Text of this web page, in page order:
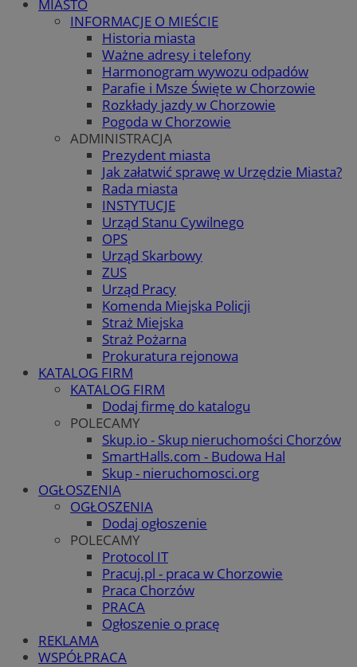
MIASTO
INFORMACJE O MIEŚCIE
Historia miasta
Ważne adresy i telefony
Harmonogram wywozu odpadów
Parafie i Msze Święte w Chorzowie
Rozkłady jazdy w Chorzowie
Pogoda w Chorzowie
ADMINISTRACJA
Prezydent miasta
Jak załatwić sprawę w Urzędzie Miasta?
Rada miasta
INSTYTUCJE
Urząd Stanu Cywilnego
OPS
Urząd Skarbowy
ZUS
Urząd Pracy
Komenda Miejska Policji
Straż Miejska
Straż Pożarna
Prokuratura rejonowa
KATALOG FIRM
KATALOG FIRM
Dodaj firmę do katalogu
POLECAMY
Skup.io - Skup nieruchomości Chorzów
SmartHalls.com - Budowa Hal
Skup - nieruchomosci.org
OGŁOSZENIA
OGŁOSZENIA
Dodaj ogłoszenie
POLECAMY
Protocol IT
Pracuj.pl - praca w Chorzowie
Praca Chorzów
PRACA
Ogłoszenie o pracę
REKLAMA
WSPÓŁPRACA